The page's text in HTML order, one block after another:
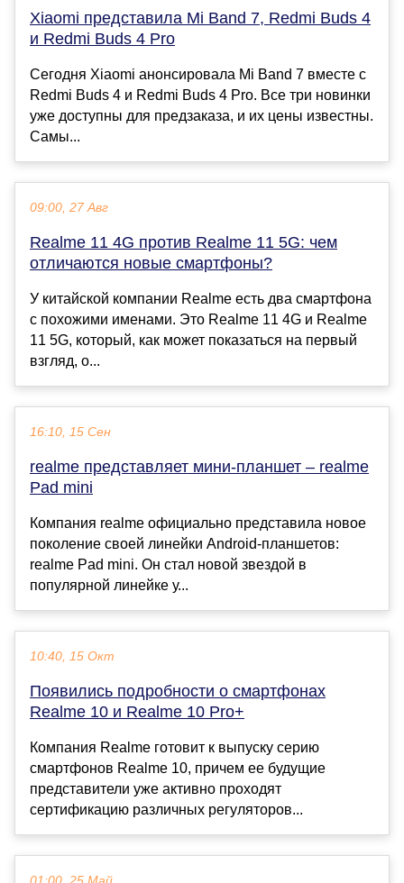
Xiaomi представила Mi Band 7, Redmi Buds 4
и Redmi Buds 4 Pro
Сегодня Xiaomi анонсировала Mi Band 7 вместе с
Redmi Buds 4 и Redmi Buds 4 Pro. Все три новинки
уже доступны для предзаказа, и их цены известны.
Самы...
09:00, 27 Авг
Realme 11 4G против Realme 11 5G: чем
отличаются новые смартфоны?
У китайской компании Realme есть два смартфона
с похожими именами. Это Realme 11 4G и Realme
11 5G, который, как может показаться на первый
взгляд, о...
16:10, 15 Сен
realme представляет мини-планшет – realme
Pad mini
Компания realme официально представила новое
поколение своей линейки Android-планшетов:
realme Pad mini. Он стал новой звездой в
популярной линейке у...
10:40, 15 Окт
Появились подробности о смартфонах
Realme 10 и Realme 10 Pro+
Компания Realme готовит к выпуску серию
смартфонов Realme 10, причем ее будущие
представители уже активно проходят
сертификацию различных регуляторов...